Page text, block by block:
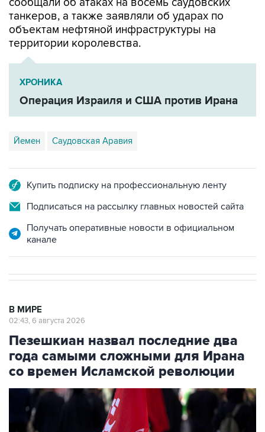
танкеров, а также заявляли об ударах по
объектам нефтяной инфраструктуры на
территории королевства.
ХРОНИКА
Операция Израиля и США против Ирана
Йемен Саудовская Аравия
Купить подписку на профессиональную ленту
Подписаться на рассылку главных новостей сайта
Получать оперативные новости в официальном
канале
В МИРЕ
02:43, 6 августа 2026
Пезешкиан назвал последние два
года самыми сложными для Ирана
со времен Исламской революции